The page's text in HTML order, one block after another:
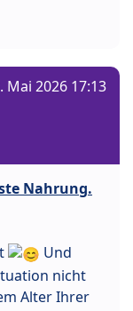
Mai 2026 17:13
Nahrung.
Und
nicht
Alter Ihrer